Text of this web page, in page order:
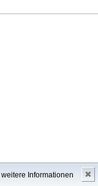
weitere Informationen ✖